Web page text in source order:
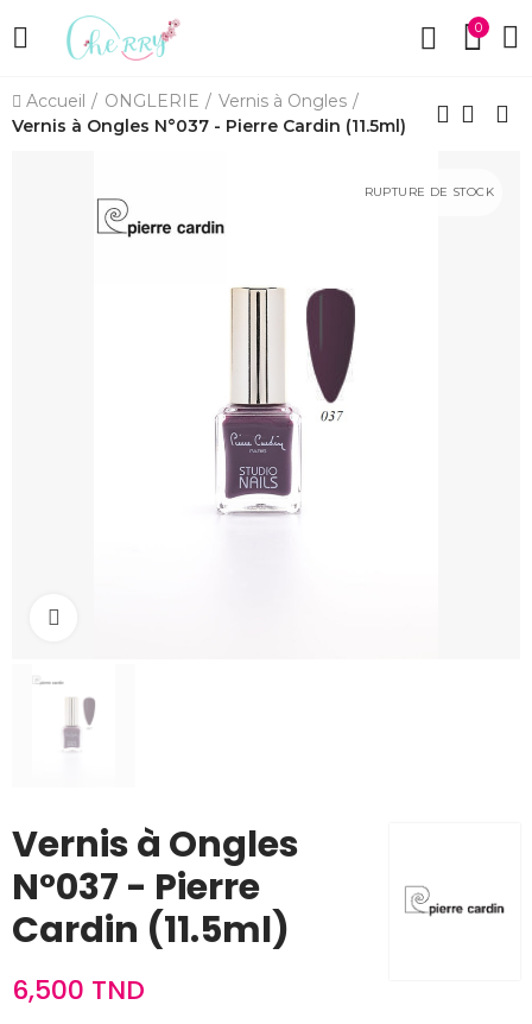
0
Accueil ONGLERIE
Vernis à Ongles
Vernis à Ongles N°037 - Pierre Cardin (11.5ml)
RUPTURE DE STOCK
Vernis à Ongles
N°037 - Pierre
Cardin (11.5ml)
6,500 TND